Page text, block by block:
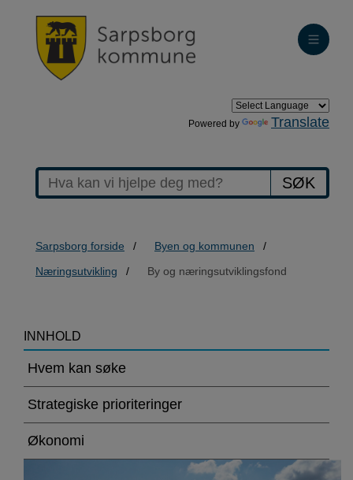
Powered by Translate
SØK
Sarpsborg forside
Byen og kommunen
Næringsutvikling
By og næringsutviklingsfond
>By
og
næringsutviklingsfond
INNHOLD
Hvem kan søke
Strategiske prioriteringer
Økonomi